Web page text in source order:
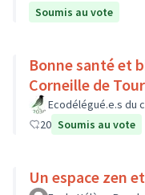
Soumis au vote
Bonne santé et
Corneille de
Ecodélégué.e.s du
20 Soumis au vote
Un espace zen